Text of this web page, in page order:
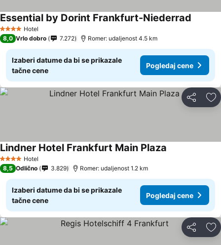
4 ZvezdiceHotel
Essential by Dorint Frankfurt-Niederrad
8,0 Vrlo dobro 7.272 Romer: udaljenost 4.5 km
Izaberi datume da bi se prikazale
tačne cene
Pogledaj cene
Deli
4 ZvezdiceHotel
Lindner Hotel Frankfurt Main Plaza
8,5 Odlično 3.829 Romer: udaljenost 1.2 km
Izaberi datume da bi se prikazale
tačne cene
Pogledaj cene
Deli